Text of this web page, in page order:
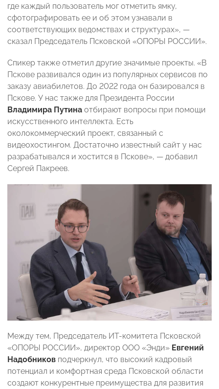
где каждый пользователь мог отметить ямку,
сфотографировать ее и об этом узнавали в
соответствующих ведомствах и структурах», —
сказал Председатель Псковской «ОПОРЫ РОССИИ».
Спикер также отметил другие значимые проекты. «В
Пскове развивался один из популярных сервисов по
заказу авиабилетов. До 2022 года он базировался в
Пскове. У нас также для Президента России
Владимира Путина отбирают вопросы при помощи
искусственного интеллекта. Есть
околокоммерческий проект, связанный с
видеохостингом. Достаточно известный сайт у нас
разрабатывался и хостится в Пскове», — добавил
Сергей Пакреев.
Между тем, Председатель ИT-комитета Псковской
«ОПОРЫ РОССИИ», директор ООО «Энди» Евгений
Надобников подчеркнул, что высокий кадровый
потенциал и комфортная среда Псковской области
создают конкурентные преимущества для развития